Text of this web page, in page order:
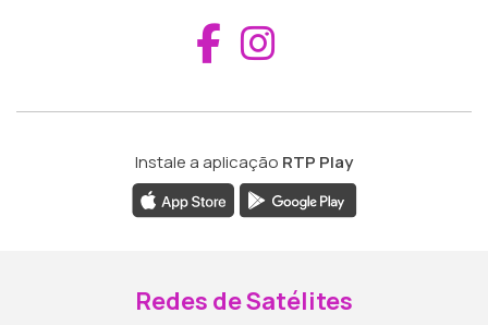
Aceder ao
Instale a aplicação RTP Play
Redes de Satélites